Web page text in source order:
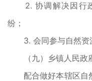
2. 协调解决因行政
纷；
3. 会同参与自然资
（九）乡镇人民政
配合做好本辖区自然